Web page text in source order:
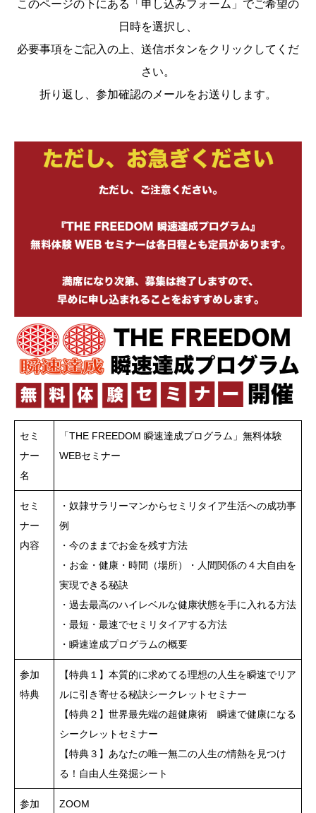
このページの下にある「申し込みフォーム」でご希望の
日時を選択し、
必要事項をご記入の上、送信ボタンをクリックしてくだ
さい。
折り返し、参加確認のメールをお送りします。
セミ
ナー
名
「THE FREEDOM 瞬速達成プログラム」無料体験
WEBセミナー
セミ
ナー
内容
・奴隷サラリーマンからセミリタイア生活への成功事
例
・今のままでお金を残す方法
・お金・健康・時間（場所）・人間関係の４大自由を
実現できる秘訣
・過去最高のハイレベルな健康状態を手に入れる方法
・最短・最速でセミリタイアする方法
・瞬速達成プログラムの概要
参加
特典
【特典１】本質的に求めてる理想の人生を瞬速でリア
ルに引き寄せる秘訣シークレットセミナー
【特典２】世界最先端の超健康術 瞬速で健康になる
シークレットセミナー
【特典３】あなたの唯一無二の人生の情熱を見つけ
る！自由人生発掘シート
参加
ZOOM